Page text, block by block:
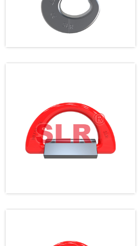
SLR310 锻造D型环
（带盖板）